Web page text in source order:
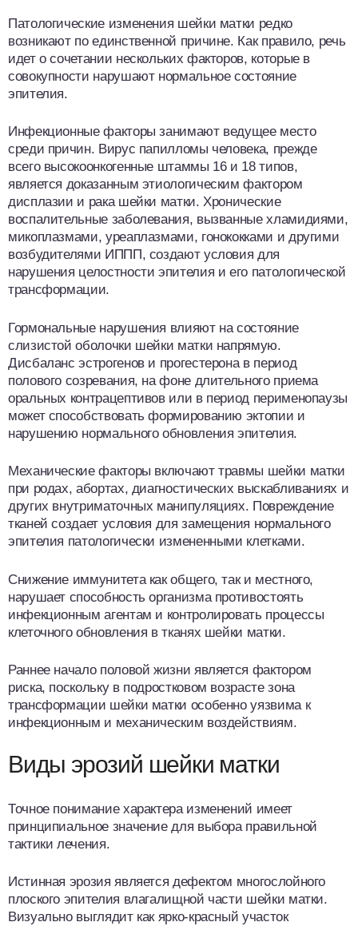
Патологические изменения шейки матки редко
возникают по единственной причине. Как правило, речь
идет о сочетании нескольких факторов, которые в
совокупности нарушают нормальное состояние
эпителия.
Инфекционные факторы занимают ведущее место
среди причин. Вирус папилломы человека, прежде
всего высокоонкогенные штаммы 16 и 18 типов,
является доказанным этиологическим фактором
дисплазии и рака шейки матки. Хронические
воспалительные заболевания, вызванные хламидиями,
микоплазмами, уреаплазмами, гонококками и другими
возбудителями ИППП, создают условия для
нарушения целостности эпителия и его патологической
трансформации.
Гормональные нарушения влияют на состояние
слизистой оболочки шейки матки напрямую.
Дисбаланс эстрогенов и прогестерона в период
полового созревания, на фоне длительного приема
оральных контрацептивов или в период перименопаузы
может способствовать формированию эктопии и
нарушению нормального обновления эпителия.
Механические факторы включают травмы шейки матки
при родах, абортах, диагностических выскабливаниях и
других внутриматочных манипуляциях. Повреждение
тканей создает условия для замещения нормального
эпителия патологически измененными клетками.
Снижение иммунитета как общего, так и местного,
нарушает способность организма противостоять
инфекционным агентам и контролировать процессы
клеточного обновления в тканях шейки матки.
Раннее начало половой жизни является фактором
риска, поскольку в подростковом возрасте зона
трансформации шейки матки особенно уязвима к
инфекционным и механическим воздействиям.
Виды эрозий шейки матки
Точное понимание характера изменений имеет
принципиальное значение для выбора правильной
тактики лечения.
Истинная эрозия является дефектом многослойного
плоского эпителия влагалищной части шейки матки.
Визуально выглядит как ярко-красный участок